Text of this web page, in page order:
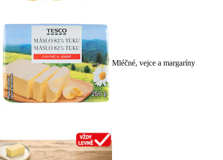
Mléčné, vejce a margaríny